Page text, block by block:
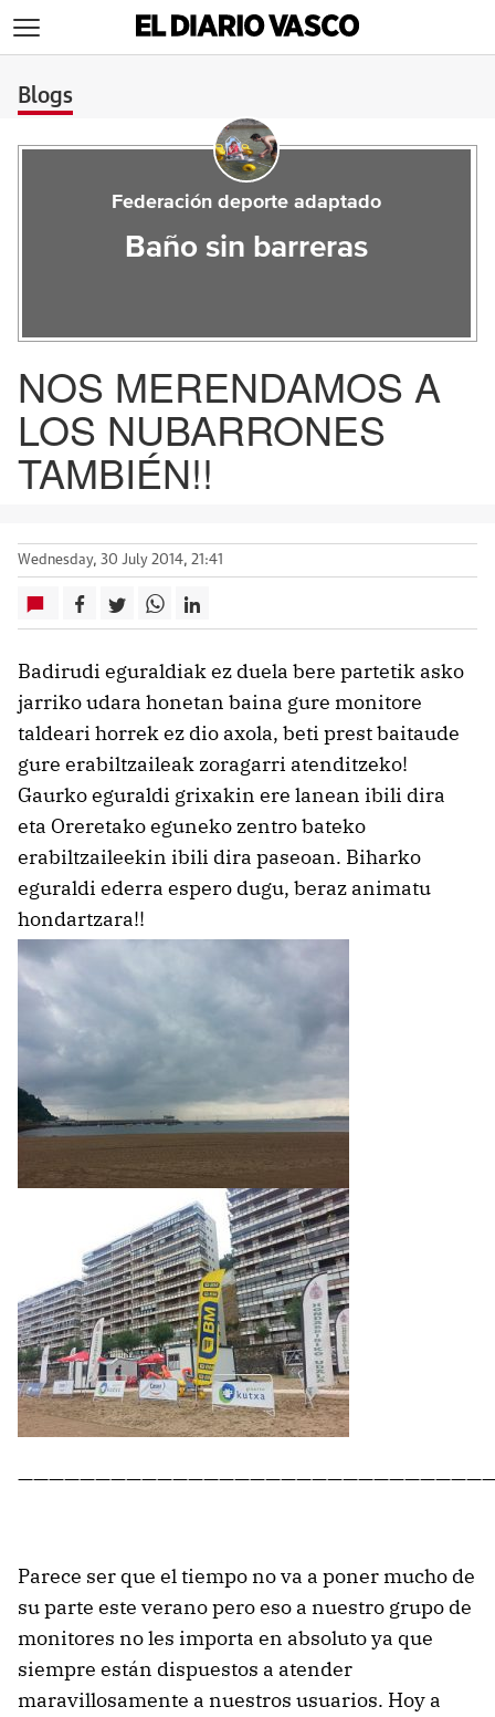
Blogs
Federación deporte adaptado
Baño sin barreras
NOS MERENDAMOS A
LOS NUBARRONES
TAMBIÉN!!
Wednesday, 30 July 2014, 21:41
Badirudi eguraldiak ez duela bere partetik asko
jarriko udara honetan baina gure monitore
taldeari horrek ez dio axola, beti prest baitaude
gure erabiltzaileak zoragarri atenditzeko!
Gaurko eguraldi grixakin ere lanean ibili dira
eta Oreretako eguneko zentro bateko
erabiltzaileekin ibili dira paseoan. Biharko
eguraldi ederra espero dugu, beraz animatu
hondartzara!!
Parece ser que el tiempo no va a poner mucho de
su parte este verano pero eso a nuestro grupo de
monitores no les importa en absoluto ya que
siempre están dispuestos a atender
maravillosamente a nuestros usuarios. Hoy a